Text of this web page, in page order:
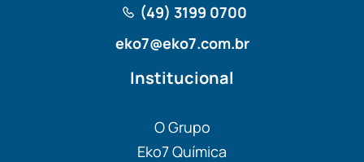
(49) 3199 0700
eko7@eko7.com.br
Institucional
O Grupo
Eko7 Química